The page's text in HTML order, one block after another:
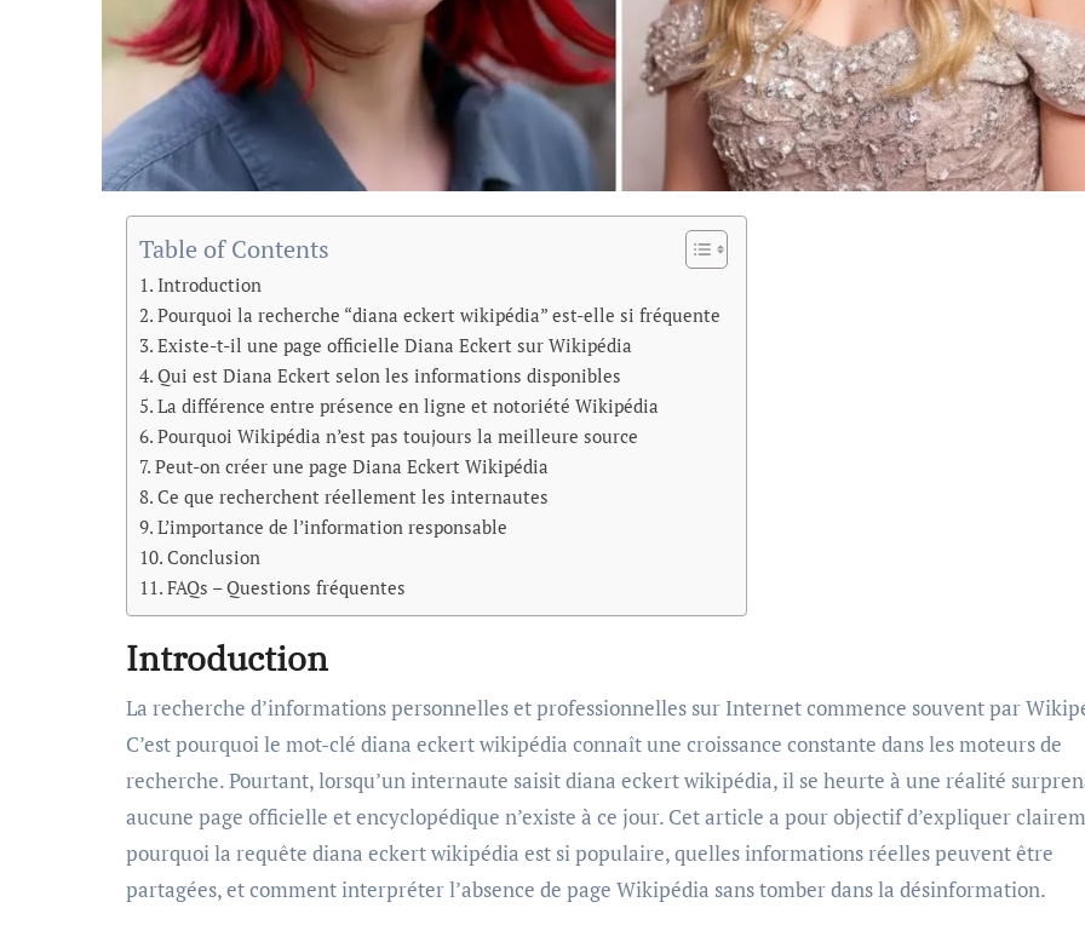
Table of Contents
Introduction
Pourquoi la recherche “diana eckert wikipédia” est-elle si fréquente
Existe-t-il une page officielle Diana Eckert sur Wikipédia
Qui est Diana Eckert selon les informations disponibles
La différence entre présence en ligne et notoriété Wikipédia
Pourquoi Wikipédia n’est pas toujours la meilleure source
Peut-on créer une page Diana Eckert Wikipédia
Ce que recherchent réellement les internautes
L’importance de l’information responsable
Conclusion
FAQs – Questions fréquentes
Introduction
La recherche d’informations personnelles et professionnelles sur Internet commence souvent par Wikipédia.
C’est pourquoi le mot-clé diana eckert wikipédia connaît une croissance constante dans les moteurs de
recherche. Pourtant, lorsqu’un internaute saisit diana eckert wikipédia, il se heurte à une réalité
aucune page officielle et encyclopédique n’existe à ce jour. Cet article a pour objectif d’expliquer
pourquoi la requête diana eckert wikipédia est si populaire, quelles informations réelles peuvent être
partagées, et comment interpréter l’absence de page Wikipédia sans tomber dans la désinformation.